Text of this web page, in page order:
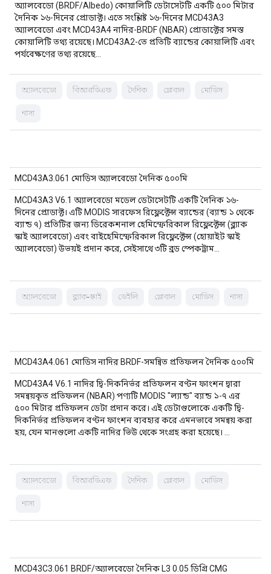
অ্যালবেডো (BRDF/Albedo) কোয়ালিটি ডেটাসেটটি একটি ৫০০ মিটার
দৈনিক ১৬-দিনের প্রোডাক্ট। এতে সংশ্লিষ্ট ১৬-দিনের MCD43A3
অ্যালবেডো এবং MCD43A4 নাদির-BRDF (NBAR) প্রোডাক্টের সমস্ত
কোয়ালিটি তথ্য রয়েছে। MCD43A2-তে প্রতিটি ব্যান্ডের কোয়ালিটি এবং
পর্যবেক্ষণের তথ্য রয়েছে…
অ্যালবেডো বিআরডিএফ দৈনিক গ্লোবাল মোডিস
নাসা
MCD43A3.061 মোডিস অ্যালবেডো দৈনিক ৫০০মি
MCD43A3 V6.1 অ্যালবেডো মডেল ডেটাসেটটি একটি দৈনিক ১৬-
দিনের প্রোডাক্ট। এটি MODIS সারফেস রিফ্লেক্টেন্স ব্যান্ডের (ব্যান্ড ১ থেকে
ব্যান্ড ৭) প্রতিটির জন্য ডিরেকশনাল হেমিস্ফেরিকাল রিফ্লেক্টেন্স (ব্ল্যাক
স্কাই অ্যালবেডো) এবং বাইহেমিস্ফেরিকাল রিফ্লেক্টেন্স (হোয়াইট স্কাই
অ্যালবেডো) উভয়ই প্রদান করে, সেইসাথে ৩টি ব্রড স্পেকট্রাম…
অ্যালবেডো ব্ল্যাক-স্কাই ডেইলি গ্লোবাল মোডিস নাসা
MCD43A4.061 মোডিস নাদির BRDF-সমন্বিত প্রতিফলন দৈনিক ৫০০মি
MCD43A4 V6.1 নাদির দ্বি-দিকনির্ভর প্রতিফলন বণ্টন ফাংশন দ্বারা
সমন্বয়কৃত প্রতিফলন (NBAR) পণ্যটি MODIS "ল্যান্ড" ব্যান্ড ১-৭ এর
৫০০ মিটার প্রতিফলন ডেটা প্রদান করে। এই ডেটাগুলোকে একটি দ্বি-
দিকনির্ভর প্রতিফলন বণ্টন ফাংশন ব্যবহার করে এমনভাবে সমন্বয় করা
হয়, যেন মানগুলো একটি নাদির ভিউ থেকে সংগ্রহ করা হয়েছে। …
অ্যালবেডো বিআরডিএফ দৈনিক গ্লোবাল মোডিস
নাসা
MCD43C3.061 BRDF/অ্যালবেডো দৈনিক L3 0.05 ডিগ্রি CMG